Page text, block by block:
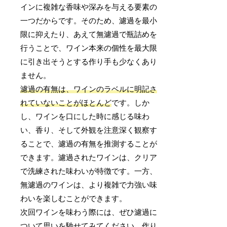
インに複雑な香味や深みを与える要素の
一つだからです。そのため、濾過を最小
限に抑えたり、あえて無濾過で瓶詰めを
行うことで、ワイン本来の個性を最大限
に引き出そうとする作り手も少なくあり
ません。
濾過の有無は、ワインのラベルに明記さ
れていないことがほとんどです。しか
し、ワインを口にした時に感じる味わ
い、香り、そして外観を注意深く観察す
ることで、濾過の有無を推測することが
できます。濾過されたワインは、クリア
で洗練された味わいが特徴です。一方、
無濾過のワインは、より複雑で力強い味
わいを楽しむことができます。
次回ワインを味わう際には、ぜひ濾過に